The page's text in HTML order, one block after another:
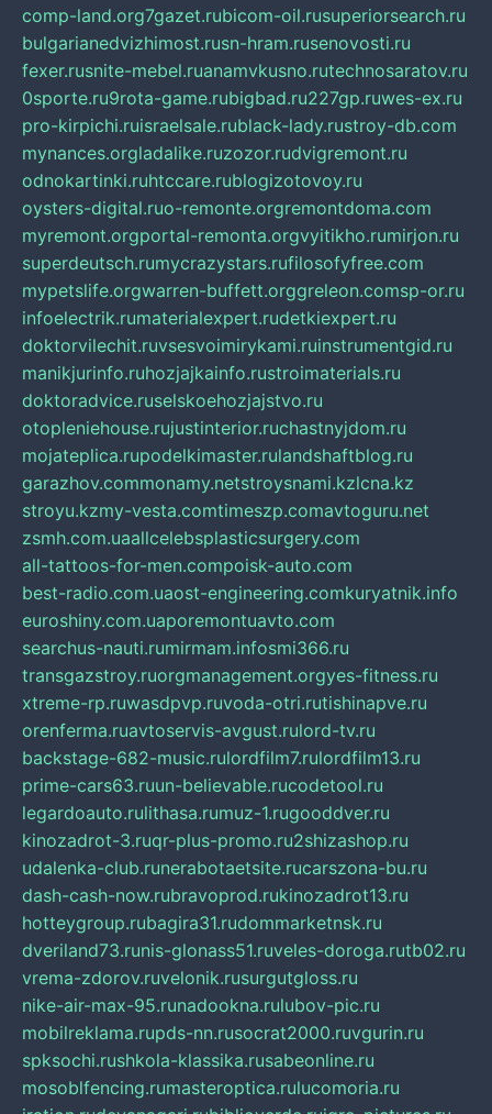
comp-land.org7gazet.rubicom-oil.rusuperiorsearch.ru
bulgarianedvizhimost.rusn-hram.rusenovosti.ru
fexer.rusnite-mebel.ruanamvkusno.rutechnosaratov.ru
0sporte.ru9rota-game.rubigbad.ru227gp.ruwes-ex.ru
pro-kirpichi.ruisraelsale.rublack-lady.rustroy-db.com
mynances.orgladalike.ruzozor.rudvigremont.ru
odnokartinki.ruhtccare.rublogizotovoy.ru
oysters-digital.ruo-remonte.orgremontdoma.com
myremont.orgportal-remonta.orgvyitikho.rumirjon.ru
superdeutsch.rumycrazystars.rufilosofyfree.com
mypetslife.orgwarren-buffett.orggreleon.comsp-or.ru
infoelectrik.rumaterialexpert.rudetkiexpert.ru
doktorvilechit.ruvsesvoimirykami.ruinstrumentgid.ru
manikjurinfo.ruhozjajkainfo.rustroimaterials.ru
doktoradvice.ruselskoehozjajstvo.ru
otopleniehouse.rujustinterior.ruchastnyjdom.ru
mojateplica.rupodelkimaster.rulandshaftblog.ru
garazhov.commonamy.netstroysnami.kzlcna.kz
stroyu.kzmy-vesta.comtimeszp.comavtoguru.net
zsmh.com.uaallcelebsplasticsurgery.com
all-tattoos-for-men.compoisk-auto.com
best-radio.com.uaost-engineering.comkuryatnik.info
euroshiny.com.uaporemontuavto.com
searchus-nauti.rumirmam.infosmi366.ru
transgazstroy.ruorgmanagement.orgyes-fitness.ru
xtreme-rp.ruwasdpvp.ruvoda-otri.rutishinapve.ru
orenferma.ruavtoservis-avgust.rulord-tv.ru
backstage-682-music.rulordfilm7.rulordfilm13.ru
prime-cars63.ruun-believable.rucodetool.ru
legardoauto.rulithasa.rumuz-1.rugooddver.ru
kinozadrot-3.ruqr-plus-promo.ru2shizashop.ru
udalenka-club.runerabotaetsite.rucarszona-bu.ru
dash-cash-now.rubravoprod.rukinozadrot13.ru
hotteygroup.rubagira31.rudommarketnsk.ru
dveriland73.runis-glonass51.ruveles-doroga.rutb02.ru
vrema-zdorov.ruvelonik.rusurgutgloss.ru
nike-air-max-95.runadookna.rulubov-pic.ru
mobilreklama.rupds-nn.rusocrat2000.ruvgurin.ru
spksochi.rushkola-klassika.rusabeonline.ru
mosoblfencing.rumasteroptica.rulucomoria.ru